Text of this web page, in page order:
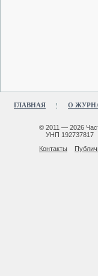
ГЛАВНАЯ О
© 2011 — 2026
УНП 192737817
Контакты